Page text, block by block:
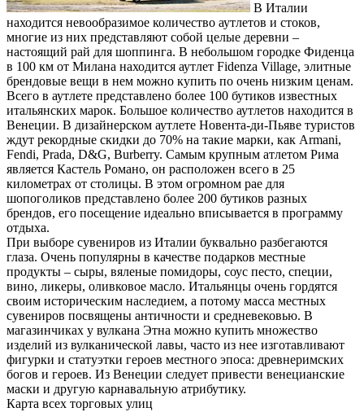
В Италии
находится невообразимое количество аутлетов и стоков,
многие из них представляют собой целые деревни –
настоящий рай для шоппинга. В небольшом городке Фиденца
в 100 км от Милана находится аутлет Fidenza Village, элитные
брендовые вещи в нем можно купить по очень низким ценам.
Всего в аутлете представлено более 100 бутиков известных
итальянских марок. Большое количество аутлетов находится в
Венеции. В дизайнерском аутлете Новента-ди-Пьяве туристов
ждут рекордные скидки до 70% на такие марки, как Armani,
Fendi, Prada, D&G, Burberry. Самым крупным атлетом Рима
является Кастель Романо, он расположен всего в 25
километрах от столицы. В этом огромном рае для
шопоголиков представлено более 200 бутиков разных
брендов, его посещение идеально вписывается в программу
отдыха.
При выборе сувениров из Италии буквально разбегаются
глаза. Очень популярны в качестве подарков местные
продукты – сыры, вяленые помидоры, соус песто, специи,
вино, ликеры, оливковое масло. Итальянцы очень гордятся
своим историческим наследием, а потому масса местных
сувениров посвящены античности и средневековью. В
магазинчиках у вулкана Этна можно купить множество
изделий из вулканической лавы, часто из нее изготавливают
фигурки и статуэтки героев местного эпоса: древнеримских
богов и героев. Из Венеции следует привести венецианские
маски и другую карнавальную атрибутику.
Карта всех торговых улиц